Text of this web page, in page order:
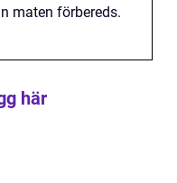
maten förbereds.
här